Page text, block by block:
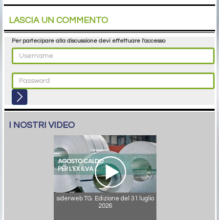
LASCIA UN COMMENTO
Per partecipare alla discussione devi effettuare l'accesso
I NOSTRI VIDEO
siderweb TG. Edizione del 31 luglio
2026